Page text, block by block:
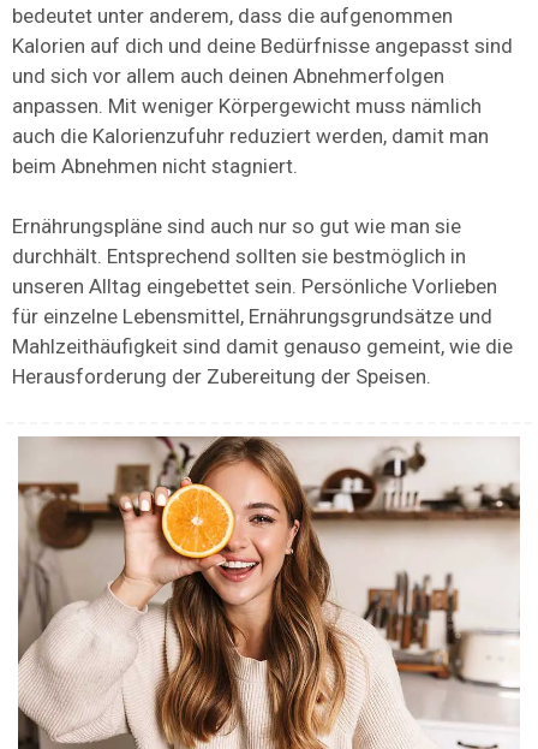
bedeutet unter anderem, dass die aufgenommen
Kalorien auf dich und deine Bedürfnisse angepasst sind
und sich vor allem auch deinen Abnehmerfolgen
anpassen. Mit weniger Körpergewicht muss nämlich
auch die Kalorienzufuhr reduziert werden, damit man
beim Abnehmen nicht stagniert.
Ernährungspläne sind auch nur so gut wie man sie
durchhält. Entsprechend sollten sie bestmöglich in
unseren Alltag eingebettet sein. Persönliche Vorlieben
für einzelne Lebensmittel, Ernährungsgrundsätze und
Mahlzeithäufigkeit sind damit genauso gemeint, wie die
Herausforderung der Zubereitung der Speisen.